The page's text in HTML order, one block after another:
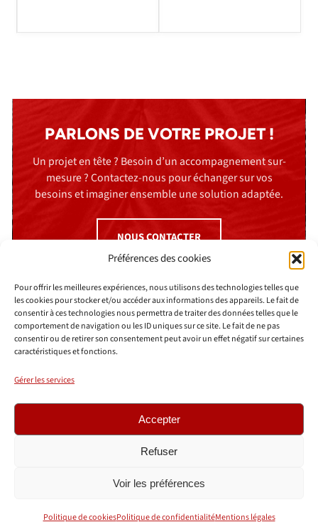
Préférences des cookies
Pour offrir les meilleures expériences, nous utilisons des technologies telles que
les cookies pour stocker et/ou accéder aux informations des appareils. Le fait de
consentir à ces technologies nous permettra de traiter des données telles que le
comportement de navigation ou les ID uniques sur ce site. Le fait de ne pas
consentir ou de retirer son consentement peut avoir un effet négatif sur certaines
caractéristiques et fonctions.
Gérer les services
Accepter
Refuser
Voir les préférences
Politique de cookiesPolitique de confidentialitéMentions légales
PARLONS DE VOTRE PROJET !
Un projet en tête ? Besoin d’un accompagnement sur-
mesure ? Contactez-nous pour échanger sur vos
besoins et imaginer ensemble une solution adaptée.
NOUS CONTACTER
AGENCE MINIT-L
52 boulevard Malesherbes
01 78 94 94 10
© 2026 © Agence Minit-L
FAQ
Politique de confidentialité